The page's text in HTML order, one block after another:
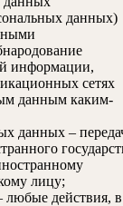
данных)
информации,
сетях
данным каким-
данных –
лицу;
любые действия, в